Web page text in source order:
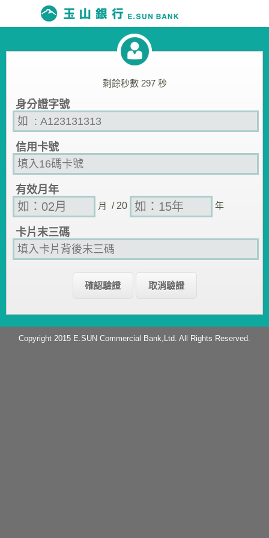
剩餘秒數 297秒
身分證字號
信用卡號
有效月年
月 / 20 年
卡片末三碼
Copyright 2015 E.SUN Commercial Bank,Ltd. All Rights Reserved.